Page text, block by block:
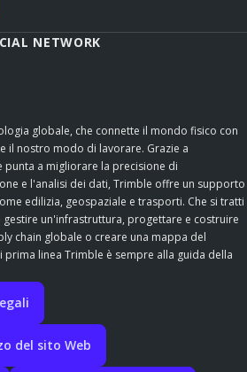
NETWORK
globale, che connette il mondo fisico con
il nostro modo di lavorare. Grazie a
punta a migliorare la precisione di
e l'analisi dei dati, Trimble offre un supporto
edilizia, geospaziale e trasporti. Che si tratti
gestire un'infrastruttura, progettare e costruire
chain globale o creare una mappa del
linea Trimble è sempre alla guida della
del sito Web